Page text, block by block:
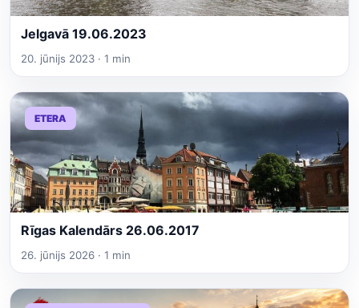
Jelgavā 19.06.2023
20. jūnijs 2023 · 1 min
ETERA
Rīgas Kalendārs 26.06.2017
26. jūnijs 2026 · 1 min